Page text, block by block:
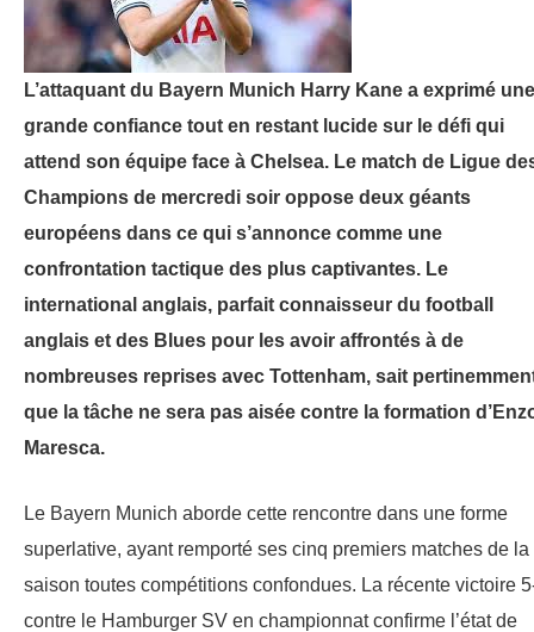
L’attaquant du Bayern Munich Harry Kane a exprimé une
grande confiance tout en restant lucide sur le défi qui
attend son équipe face à Chelsea. Le match de Ligue
Champions de mercredi soir oppose deux géants
européens dans ce qui s’annonce comme une
confrontation tactique des plus captivantes. Le
international anglais, parfait connaisseur du football
anglais et des Blues pour les avoir affrontés à de
nombreuses reprises avec Tottenham, sait
que la tâche ne sera pas aisée contre la formation
Maresca.
Le Bayern Munich aborde cette rencontre dans une forme
superlative, ayant remporté ses cinq premiers matches de la
saison toutes compétitions confondues. La récente victoire
contre le Hamburger SV en championnat confirme l’état de